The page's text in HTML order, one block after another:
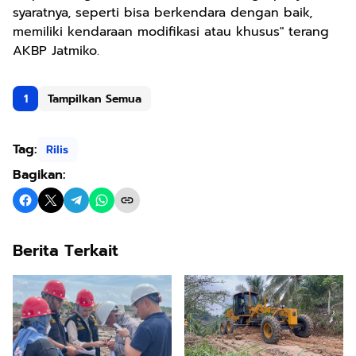
syaratnya, seperti bisa berkendara dengan baik,
memiliki kendaraan modifikasi atau khusus" terang
AKBP Jatmiko.
1 Tampilkan Semua
Tag: Rilis
Bagikan:
Berita Terkait